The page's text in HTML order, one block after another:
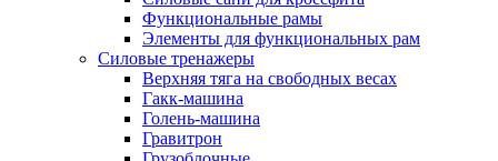
Функциональные рамы
Элементы для функциональных рам
Силовые тренажеры
Верхняя тяга на свободных весах
Гакк-машина
Голень-машина
Гравитрон